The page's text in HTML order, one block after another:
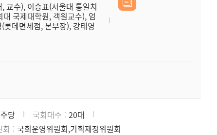
교수), 이승표(서울대 통일치
국제대학원, 객원교수), 엄
데면세점, 본부장), 강태영
당 국회대수
20대
회
국회운영위원회,기획재정위원회